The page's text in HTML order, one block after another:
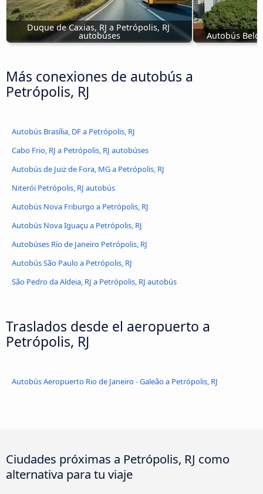
Duque de Caxias, RJ a Petrópolis, RJ
autobúses Autobús Belo
Más conexiones de autobús a
Petrópolis, RJ
Autobús Brasília, DF a Petrópolis, RJ
Cabo Frio, RJ a Petrópolis, RJ autobúses
Autobús de Juiz de Fora, MG a Petrópolis, RJ
Niterói Petrópolis, RJ autobús
Autobús Nova Friburgo a Petrópolis, RJ
Autobús Nova Iguaçu a Petrópolis, RJ
Autobúses Río de Janeiro Petrópolis, RJ
Autobús São Paulo a Petrópolis, RJ
São Pedro da Aldeia, RJ a Petrópolis, RJ autobús
Traslados desde el aeropuerto a
Petrópolis, RJ
Autobús Aeropuerto Rio de Janeiro - Galeão a Petrópolis, RJ
Ciudades próximas a Petrópolis, RJ como
alternativa para tu viaje